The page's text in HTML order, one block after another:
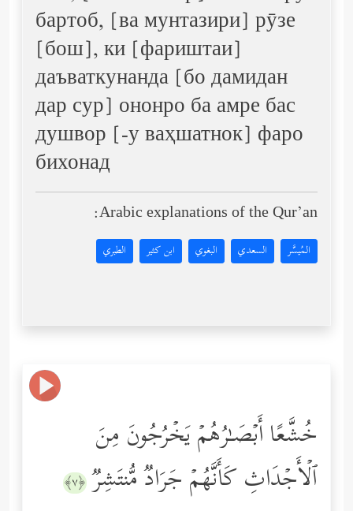
бартоб, [ва мунтазири] рӯзе
[бош], ки [фариштаи]
даъваткунанда [бо дамидан
дар сур] ононро ба амре бас
душвор [-у ваҳшатнок] фаро
бихонад
Arabic explanations of the Qur’an:
المُيسَّر السعدي البغوي ابن كثير الطبري
خُشَّعًا أَبۡصَـٰرُهُمۡ یَخۡرُجُونَ مِنَ
ٱلۡأَجۡدَاثِ كَأَنَّهُمۡ جَرَادࣱ مُّنتَشِرࣱ ﴿٧﴾